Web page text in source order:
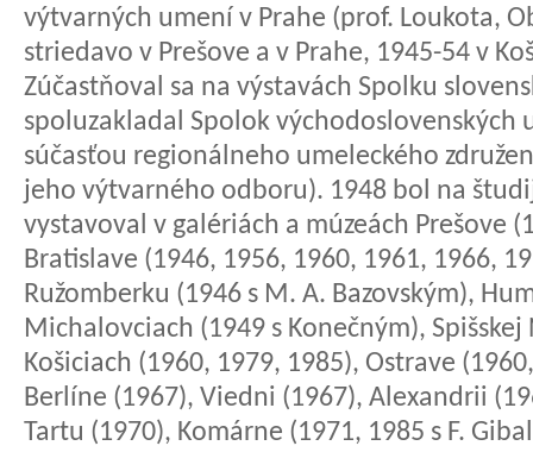
výtvarných umení v Prahe (prof. Loukota,
striedavo v Prešove a v Prahe, 1945-54 v
Zúčastňoval sa na výstavách Spolku
spoluzakladal Spolok východoslovenských
súčasťou regionálneho umeleckého
jeho výtvarného odboru). 1948 bol na
vystavoval v galériách a múzeách Prešove
Bratislave (1946, 1956, 1960, 1961, 1966,
Ružomberku (1946 s M. A. Bazovským),
Michalovciach (1949 s Konečným),
Košiciach (1960, 1979, 1985), Ostrave
Berlíne (1967), Viedni (1967), Alexandrii
Tartu (1970), Komárne (1971, 1985 s F.